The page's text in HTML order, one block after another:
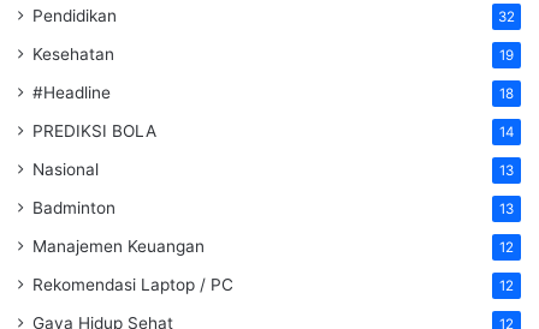
Pendidikan 32
Kesehatan 19
#Headline 18
PREDIKSI BOLA 14
Nasional 13
Badminton 13
Manajemen Keuangan 12
Rekomendasi Laptop / PC 12
Gaya Hidup Sehat 12